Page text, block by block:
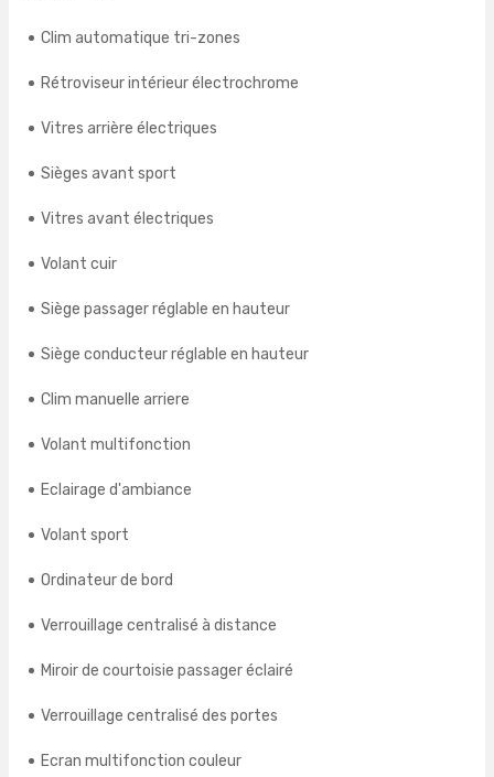
Clim automatique tri-zones
Rétroviseur intérieur électrochrome
Vitres arrière électriques
Sièges avant sport
Vitres avant électriques
Volant cuir
Siège passager réglable en hauteur
Siège conducteur réglable en hauteur
Clim manuelle arriere
Volant multifonction
Eclairage d'ambiance
Volant sport
Ordinateur de bord
Verrouillage centralisé à distance
Miroir de courtoisie passager éclairé
Verrouillage centralisé des portes
Ecran multifonction couleur